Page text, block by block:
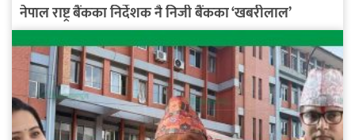
नेपाल राष्ट्र बैंकका निर्देशक नै निजी बैंकका ‘खबरीलाल’